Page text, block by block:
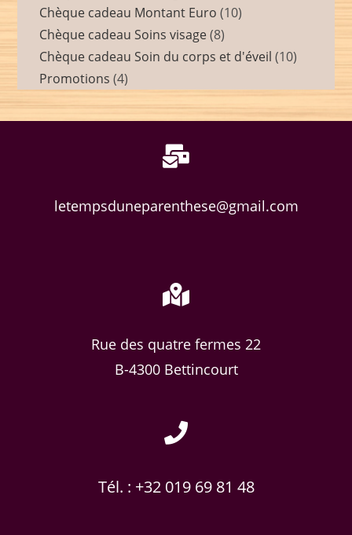
Chèque cadeau Montant Euro 10
Chèque cadeau Soins visage 8
Chèque cadeau Soin du corps et d'éveil 10
Promotions 4
letempsduneparenthese@gmail.com
Rue des quatre fermes 22
B-4300 Bettincourt
Tél. : +32 019 69 81 48